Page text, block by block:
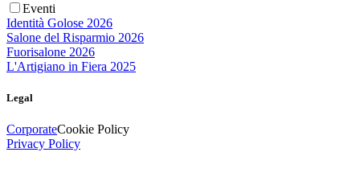
Eventi
Identità Golose 2026
Salone del Risparmio 2026
Fuorisalone 2026
L'Artigiano in Fiera 2025
Legal
CorporateCookie Policy
Privacy Policy